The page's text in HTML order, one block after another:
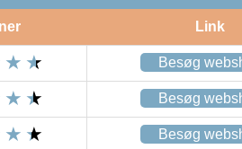
Link
Besøg
Besøg
Besøg